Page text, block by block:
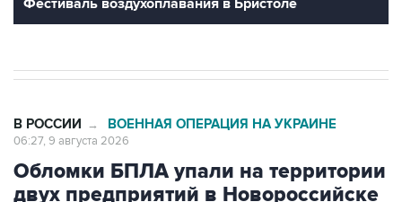
Фестиваль воздухоплавания в Бристоле
В РОССИИ → ВОЕННАЯ ОПЕРАЦИЯ НА УКРАИНЕ
06:27, 9 августа 2026
Обломки БПЛА упали на территории
двух предприятий в Новороссийске